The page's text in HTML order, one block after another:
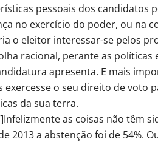
pessoais dos candidatos
no exercício do poder, ou na
o eleitor interessar-se pelos
racional, perante as políticas
apresenta. E mais
exercesse o seu direito de voto
da sua terra.
as coisas não têm
2013 a abstenção foi de 54%.